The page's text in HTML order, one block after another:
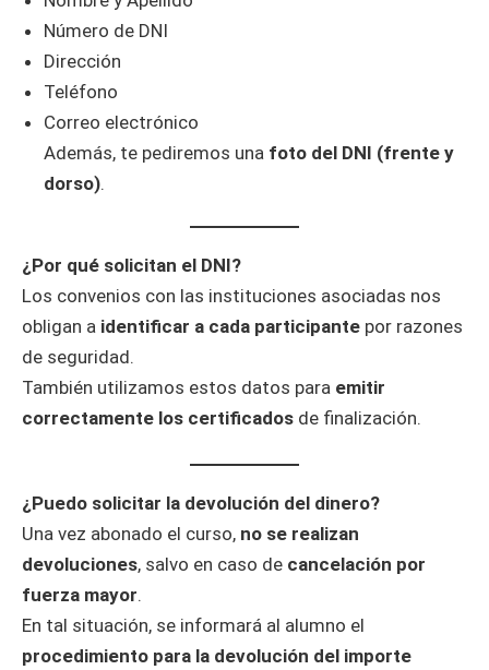
Número de DNI
Dirección
Teléfono
Correo electrónico
Además, te pediremos una foto del DNI (frente y
dorso).
¿Por qué solicitan el DNI?
Los convenios con las instituciones asociadas nos
obligan a identificar a cada participante por razones
de seguridad.
También utilizamos estos datos para emitir
correctamente los certificados de finalización.
¿Puedo solicitar la devolución del dinero?
Una vez abonado el curso, no se realizan
devoluciones, salvo en caso de cancelación por
fuerza mayor.
En tal situación, se informará al alumno el
procedimiento para la devolución del importe